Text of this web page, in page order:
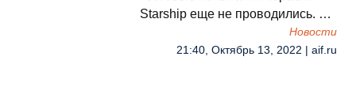
Starship еще не проводились. …
Новости
21:40, Октябрь 13, 2022 | aif.ru